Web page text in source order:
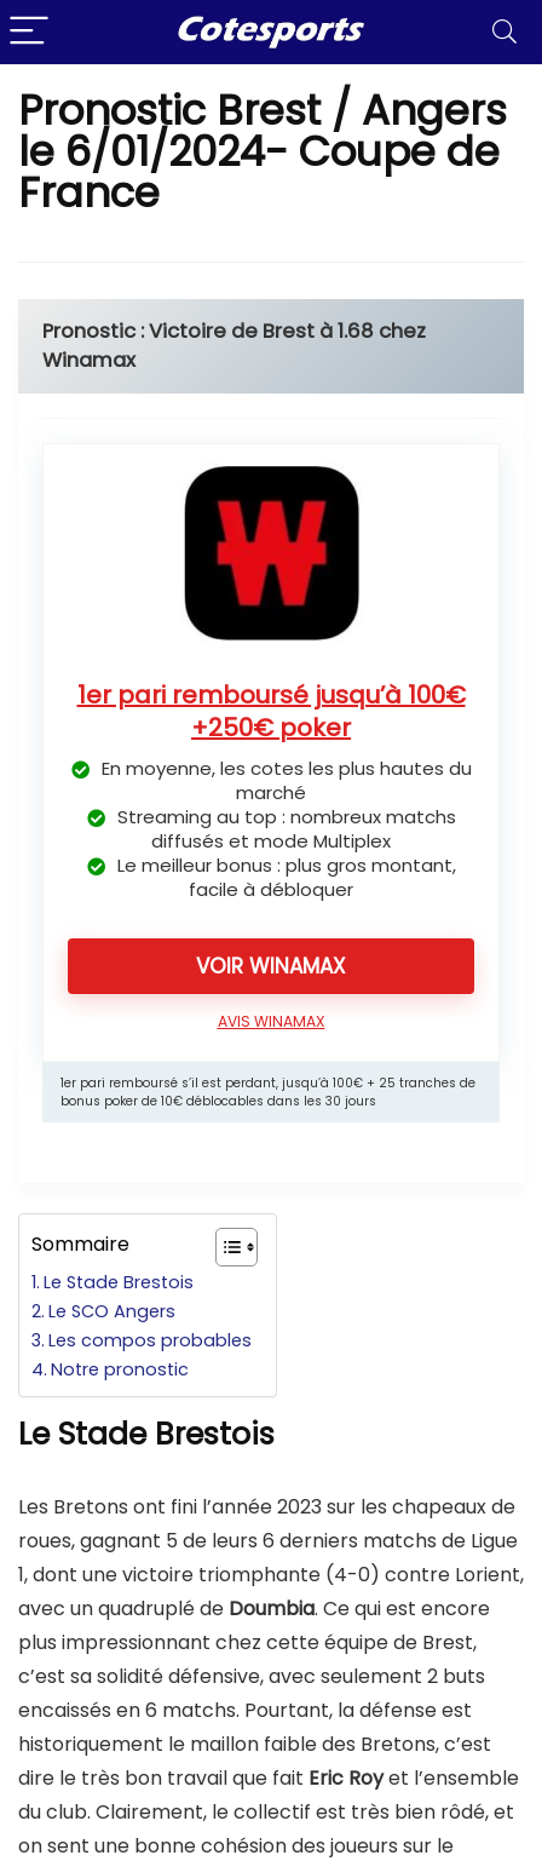
Pronostic Brest / Angers
le 6/01/2024- Coupe de
France
Pronostic : Victoire de Brest à 1.68 chez
Winamax
1er pari remboursé jusqu’à 100€
+250€ poker
En moyenne, les cotes les plus hautes du
marché
Streaming au top : nombreux matchs
diffusés et mode Multiplex
Le meilleur bonus : plus gros montant,
facile à débloquer
VOIR WINAMAX
AVIS WINAMAX
1er pari remboursé s’il est perdant, jusqu’à 100€ + 25 tranches de
bonus poker de 10€ déblocables dans les 30 jours
Sommaire
Le Stade Brestois
Le SCO Angers
Les compos probables
Notre pronostic
Le Stade Brestois
Les Bretons ont fini l’année 2023 sur les chapeaux de
roues, gagnant 5 de leurs 6 derniers matchs de Ligue
1, dont une victoire triomphante (4-0) contre Lorient,
avec un quadruplé de Doumbia. Ce qui est encore
plus impressionnant chez cette équipe de Brest,
c’est sa solidité défensive, avec seulement 2 buts
encaissés en 6 matchs. Pourtant, la défense est
historiquement le maillon faible des Bretons, c’est
dire le très bon travail que fait Eric Royet l’ensemble
du club. Clairement, le collectif est très bien rôdé, et
on sent une bonne cohésion des joueurs sur le